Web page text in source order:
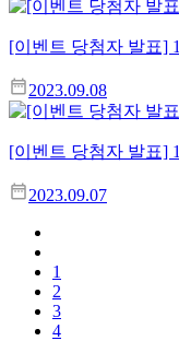
[이벤트 당첨자 발표]
2023.09.08
[이벤트 당첨자 발표]
2023.09.07
1
2
3
4